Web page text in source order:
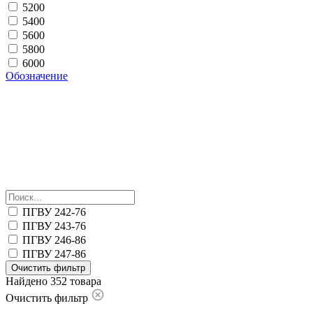
5200
5400
5600
5800
6000
Обозначение
ПГВУ 242-76
ПГВУ 243-76
ПГВУ 246-86
ПГВУ 247-86
Очистить фильтр
Найдено 352 товара
Очистить фильтр